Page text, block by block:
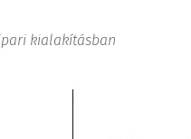
kialakításban